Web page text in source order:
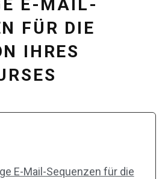
E-MAIL-
FÜR DIE
IHRES
E-Mail-Sequenzen für die